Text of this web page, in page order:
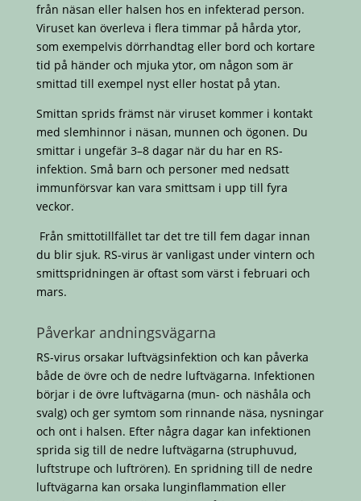
från näsan eller halsen hos en infekterad person.
Viruset kan överleva i flera timmar på hårda ytor,
som exempelvis dörrhandtag eller bord och kortare
tid på händer och mjuka ytor, om någon som är
smittad till exempel nyst eller hostat på ytan.
Smittan sprids främst när viruset kommer i kontakt
med slemhinnor i näsan, munnen och ögonen. Du
smittar i ungefär 3–8 dagar när du har en RS-
infektion. Små barn och personer med nedsatt
immunförsvar kan vara smittsam i upp till fyra
veckor.
Från smittotillfället tar det tre till fem dagar innan
du blir sjuk. RS-virus är vanligast under vintern och
smittspridningen är oftast som värst i februari och
mars.
Påverkar andningsvägarna
RS-virus orsakar luftvägsinfektion och kan påverka
både de övre och de nedre luftvägarna. Infektionen
börjar i de övre luftvägarna (mun- och näshåla och
svalg) och ger symtom som rinnande näsa, nysningar
och ont i halsen. Efter några dagar kan infektionen
sprida sig till de nedre luftvägarna (struphuvud,
luftstrupe och luftrören). En spridning till de nedre
luftvägarna kan orsaka lunginflammation eller